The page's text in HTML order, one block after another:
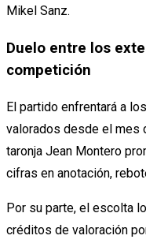
Mikel Sanz.
Duelo entre los
competición
El partido enfrentará a
valorados desde el mes
taronja Jean Montero
cifras en anotación,
Por su parte, el escolta
créditos de valoración